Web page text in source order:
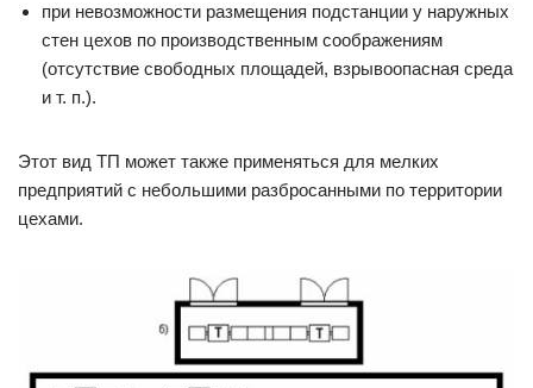
при невозможности размещения подстанции у наружных
стен цехов по производственным соображениям
(отсутствие свободных площадей, взрывоопасная среда
и т. п.).
Этот вид ТП может также применяться для мелких
предприятий с небольшими разбросанными по территории
цехами.